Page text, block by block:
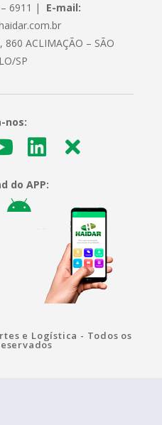
6911 | E-mail:
860 ACLIMAÇÃO – SÃO
SP
nos:
do APP:
e Logística - Todos os